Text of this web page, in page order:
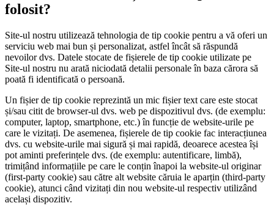
folosit?
Site-ul nostru utilizează tehnologia de tip cookie pentru a vă oferi un
serviciu web mai bun și personalizat, astfel încât să răspundă
nevoilor dvs. Datele stocate de fișierele de tip cookie utilizate pe
Site-ul nostru nu arată niciodată detalii personale în baza cărora să
poată fi identificată o persoană.
Un fișier de tip cookie reprezintă un mic fișier text care este stocat
și/sau citit de browser-ul dvs. web pe dispozitivul dvs. (de exemplu:
computer, laptop, smartphone, etc.) în funcție de website-urile pe
care le vizitați. De asemenea, fișierele de tip cookie fac interacțiunea
dvs. cu website-urile mai sigură și mai rapidă, deoarece acestea își
pot aminti preferințele dvs. (de exemplu: autentificare, limbă),
trimițând informațiile pe care le conțin înapoi la website-ul originar
(first-party cookie) sau către alt website căruia le aparțin (third-party
cookie), atunci când vizitați din nou website-ul respectiv utilizând
același dispozitiv.